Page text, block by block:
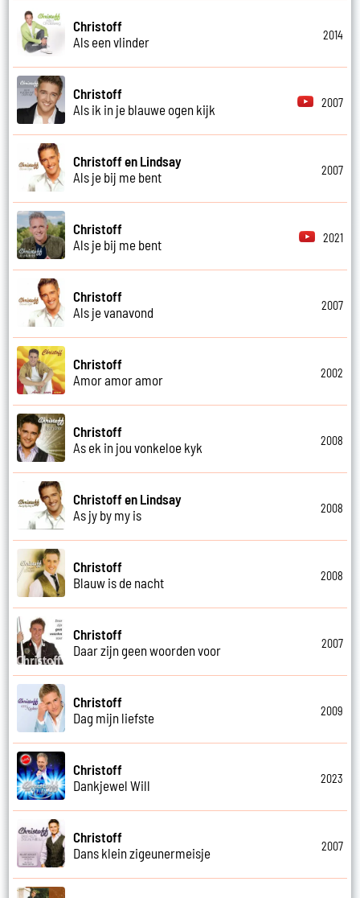
Christoff
Als een vlinder
2014
Christoff
Als ik in je blauwe ogen kijk
2007
Christoff en Lindsay
Als je bij me bent
2007
Christoff
Als je bij me bent
2021
Christoff
Als je vanavond
2007
Christoff
Amor amor amor
2002
Christoff
As ek in jou vonkeloe kyk
2008
Christoff en Lindsay
As jy by my is
2008
Christoff
Blauw is de nacht
2008
Christoff
Daar zijn geen woorden voor
2007
Christoff
Dag mijn liefste
2009
Christoff
Dankjewel Will
2023
Christoff
Dans klein zigeunermeisje
2007